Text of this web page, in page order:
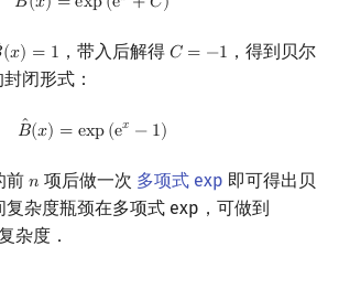
𝐵(𝑥) = exp(e +𝐶)
(𝑥) = 1
^(x) =1 ，带入后解得 𝐶 = −1
C= −1
，得到贝尔
闭形式：
ˆ
𝐵(𝑥) = exp(e𝑥 − 1)
B^( x)=exp(ex −1 )
前𝑛
n 项后做一次 多项式 exp 即可得出贝
复杂度瓶颈在多项式 exp，可做到
杂度．